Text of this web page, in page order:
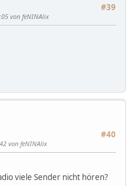
#39
von feNINAlix
#40
von feNINAlix
viele Sender nicht hören?